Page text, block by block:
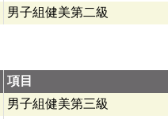
男子組健美第二級
項目
男子組健美第三級